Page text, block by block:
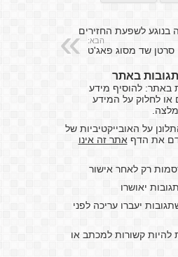
בנוגע לשפעת החזירים
הבא:
סרטן שד מסוג פאג'ט
באתר
באתר: להוסיף מידע
או לחלוק על המידע
על האובייקטיביות של
את הדףאתר זה אינו
רק לאחר אישור
יאושרו
יעברו עריכה לפני
להיות קשורות למכתב או